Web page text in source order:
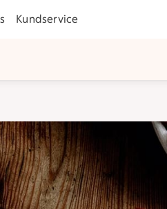
Kundservice